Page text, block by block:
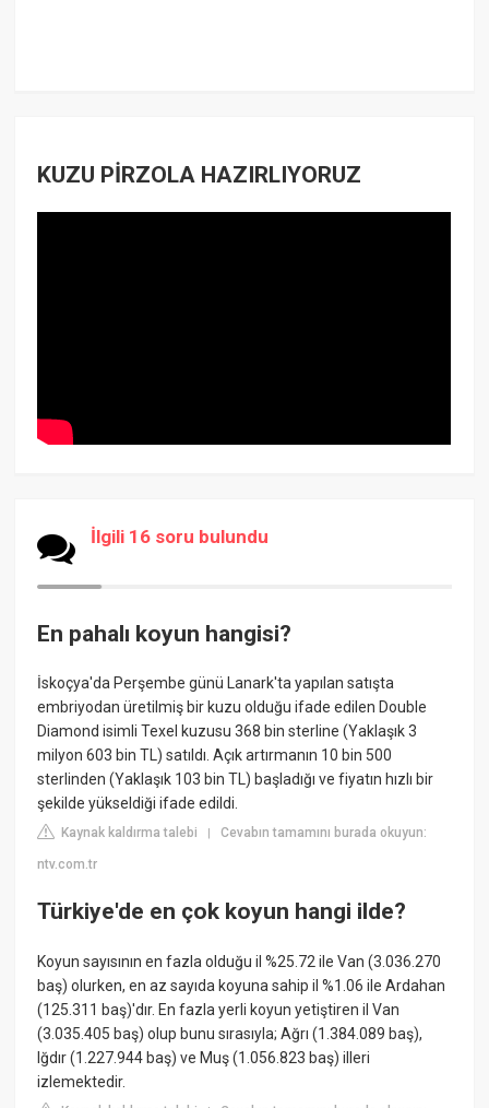
KUZU PİRZOLA HAZIRLIYORUZ
İlgili 16 soru bulundu
En pahalı koyun hangisi?
İskoçya'da Perşembe günü Lanark'ta yapılan satışta
embriyodan üretilmiş bir kuzu olduğu ifade edilen Double
Diamond isimli Texel kuzusu 368 bin sterline (Yaklaşık 3
milyon 603 bin TL) satıldı. Açık artırmanın 10 bin 500
sterlinden (Yaklaşık 103 bin TL) başladığı ve fiyatın hızlı bir
şekilde yükseldiği ifade edildi.
Kaynak kaldırma talebi |Cevabın tamamını burada okuyun:
ntv.com.tr
Türkiye'de en çok koyun hangi ilde?
Koyun sayısının en fazla olduğu il %25.72 ile Van (3.036.270
baş) olurken, en az sayıda koyuna sahip il %1.06 ile Ardahan
(125.311 baş)'dır. En fazla yerli koyun yetiştiren il Van
(3.035.405 baş) olup bunu sırasıyla; Ağrı (1.384.089 baş),
Iğdır (1.227.944 baş) ve Muş (1.056.823 baş) illeri
izlemektedir.